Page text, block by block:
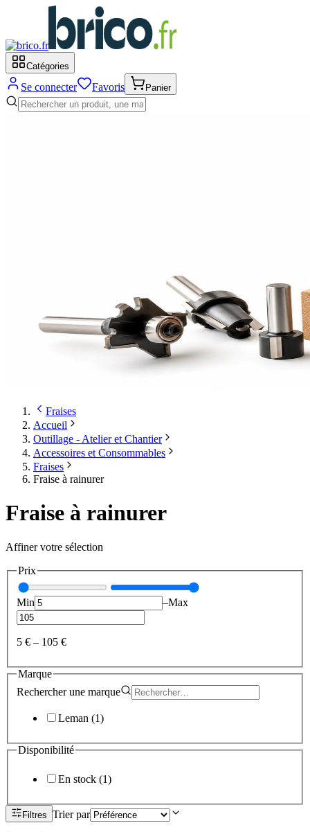
Catégories
Se connecter Favoris Panier
Fraises
Accueil
Outillage - Atelier et Chantier
Accessoires et Consommables
Fraises
Fraise à rainurer
Fraise à rainurer
Affiner votre sélection
Prix
Min –Max
5 € – 105 €
Marque
Rechercher une marque
Leman (1)
Disponibilité
En stock (1)
Filtres Trier par